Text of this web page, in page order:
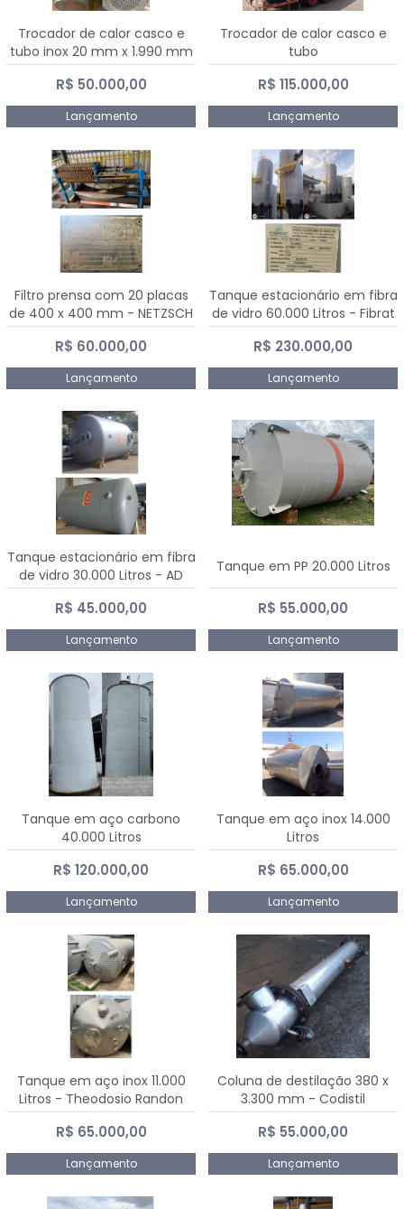
Trocador de calor casco e
tubo inox 20 mm x 1.990 mm
R$ 50.000,00
Lançamento
Trocador de calor casco e
tubo
R$ 115.000,00
Lançamento
Filtro prensa com 20 placas
de 400 x 400 mm - NETZSCH
R$ 60.000,00
Lançamento
Tanque estacionário em fibra
de vidro 60.000 Litros - Fibrat
R$ 230.000,00
Lançamento
Tanque estacionário em fibra
de vidro 30.000 Litros - AD
Fibras
R$ 45.000,00
Lançamento
Tanque em PP 20.000 Litros
R$ 55.000,00
Lançamento
Tanque em aço carbono
40.000 Litros
R$ 120.000,00
Lançamento
Tanque em aço inox 14.000
Litros
R$ 65.000,00
Lançamento
Tanque em aço inox 11.000
Litros - Theodosio Randon
R$ 65.000,00
Lançamento
Coluna de destilação 380 x
3.300 mm - Codistil
R$ 55.000,00
Lançamento